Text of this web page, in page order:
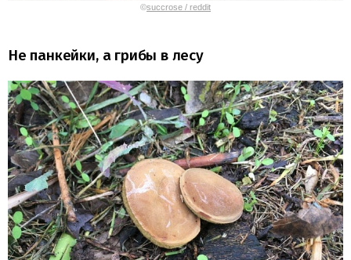
©succrose / reddit
Не панкейки, а грибы в лесу